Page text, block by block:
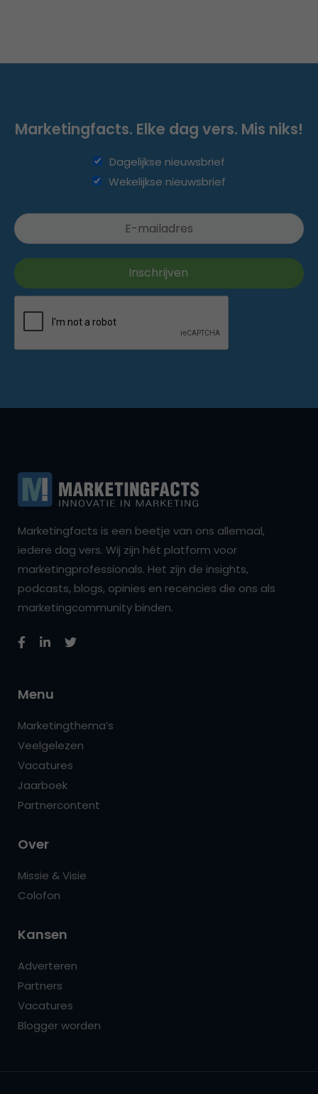
Marketingfacts. Elke dag vers. Mis niks!
Dagelijkse nieuwsbrief
Wekelijkse nieuwsbrief
Marketingfacts is een beetje van ons allemaal,
iedere dag vers. Wij zijn hét platform voor
marketingprofessionals. Het zijn de insights,
podcasts, blogs, opinies en recencies die ons als
marketingcommunity binden.
Menu
Marketingthema’s
Veelgelezen
Vacatures
Jaarboek
Partnercontent
Over
Missie & Visie
Colofon
Kansen
Adverteren
Partners
Vacatures
Blogger worden